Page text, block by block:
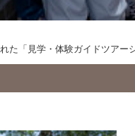
た「見学・体験ガイドツアー